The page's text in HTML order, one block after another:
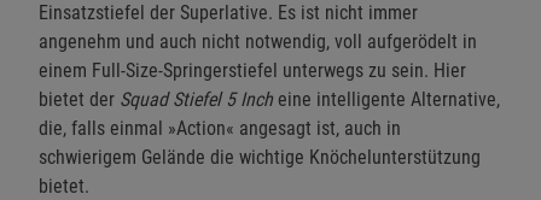
Einsatzstiefel der Superlative. Es ist nicht immer
angenehm und auch nicht notwendig, voll aufgerödelt in
einem Full-Size-Springerstiefel unterwegs zu sein. Hier
bietet der Squad Stiefel 5 Inch eine intelligente Alternative,
die, falls einmal »Action« angesagt ist, auch in
schwierigem Gelände die wichtige Knöchelunterstützung
bietet.